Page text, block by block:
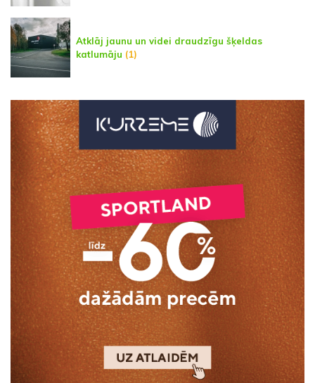
Atklāj jaunu un videi draudzīgu šķeldas
katlumāju (1)